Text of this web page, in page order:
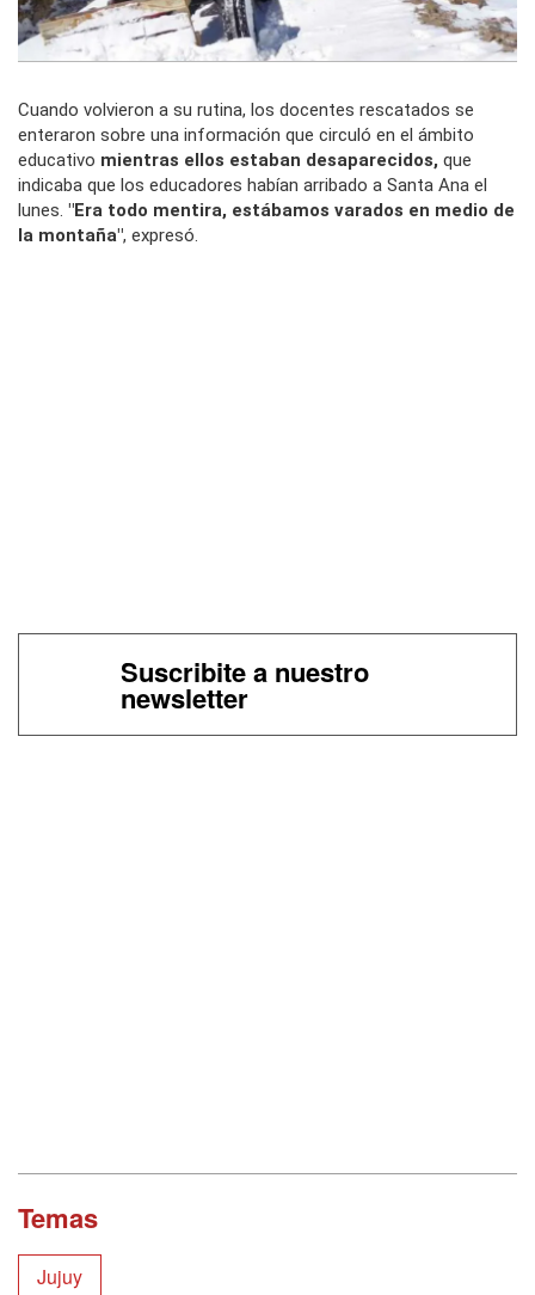
Cuando volvieron a su rutina, los docentes rescatados se
enteraron sobre una información que circuló en el ámbito
educativo mientras ellos estaban desaparecidos, que
indicaba que los educadores habían arribado a Santa Ana el
lunes. "Era todo mentira, estábamos varados en medio de
la montaña", expresó.
Suscribite a nuestro
newsletter
Temas
Jujuy